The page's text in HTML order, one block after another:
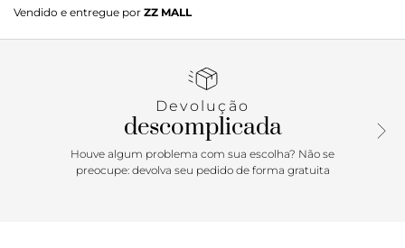
estruturado e acabamento em tressê nas capas. Traz alça
lateral regulável e fecho em tampo com botão de encaixe
Vendido e entregue por ZZ MALL
Devolução
descomplicada
Houve algum problema com sua escolha? Não se
preocupe: devolva seu pedido de forma gratuita